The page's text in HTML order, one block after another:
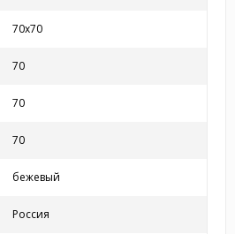
70x70
70
70
70
бежевый
Россия